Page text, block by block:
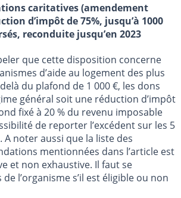
caritatives (amendement
d’impôt de 75%, jusqu’à 1000
reconduite jusqu’en 2023
que cette disposition concerne
d’aide au logement des plus
du plafond de 1 000 €, les dons
général soit une réduction d’impôt
fixé à 20 % du revenu imposable
de reporter l’excédent sur les 5
A noter aussi que la liste des
mentionnées dans l’article est
et non exhaustive. Il faut se
l’organisme s’il est éligible ou non